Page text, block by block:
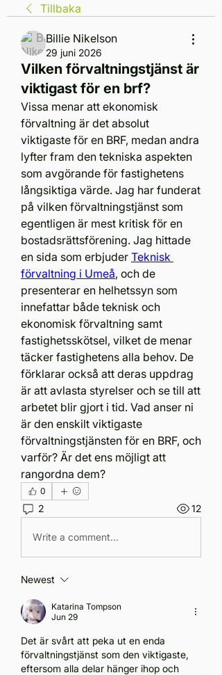
Tillbaka
Billie Nikelson
29 juni 2026
Vilken förvaltningstjänst är
viktigast för en brf?
Vissa menar att ekonomisk
förvaltning är det absolut
viktigaste för en BRF, medan andra
lyfter fram den tekniska aspekten
som avgörande för fastighetens
långsiktiga värde. Jag har funderat
på vilken förvaltningstjänst som
egentligen är mest kritisk för en
bostadsrättsförening. Jag hittade
en sida som erbjuder Teknisk
förvaltning i Umeå, och de
presenterar en helhetssyn som
innefattar både teknisk och
ekonomisk förvaltning samt
fastighetsskötsel, vilket de menar
täcker fastighetens alla behov. De
förklarar också att deras uppdrag
är att avlasta styrelser och se till att
arbetet blir gjort i tid. Vad anser ni
är den enskilt viktigaste
förvaltningstjänsten för en BRF, och
varför? Är det ens möjligt att
rangordna dem?
0
2 12
Write a comment...
Newest
Katarina Tompson
Jun 29
Det är svårt att peka ut en enda
förvaltningstjänst som den viktigaste,
eftersom alla delar hänger ihop och